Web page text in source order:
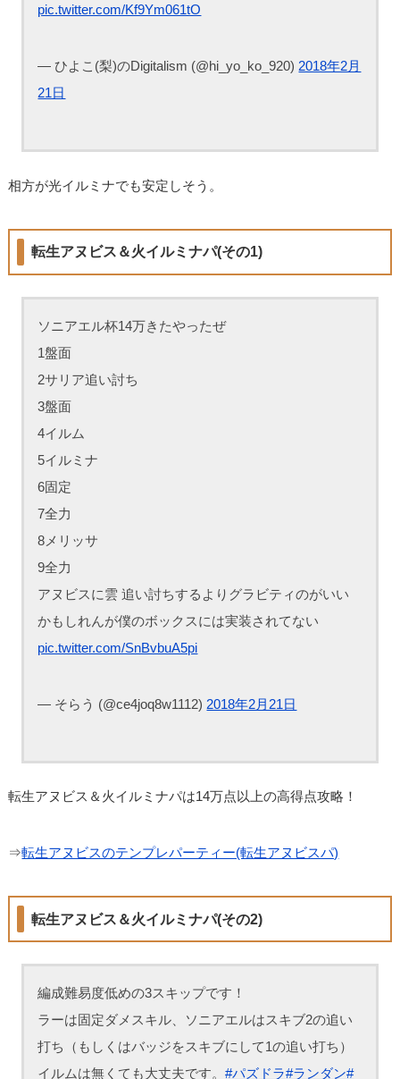
pic.twitter.com/Kf9Ym061tO
— ひよこ(梨)のDigitalism (@hi_yo_ko_920) 2018年2月
21日
相方が光イルミナでも安定しそう。
転生アヌビス＆火イルミナパ(その1)
ソニアエル杯14万きたやったぜ
1盤面
2サリア追い討ち
3盤面
4イルム
5イルミナ
6固定
7全力
8メリッサ
9全力
アヌビスに雲 追い討ちするよりグラビティのがいい
かもしれんが僕のボックスには実装されてない
pic.twitter.com/SnBvbuA5pi
— そらう (@ce4joq8w1112) 2018年2月21日
転生アヌビス＆火イルミナパは14万点以上の高得点攻略！
⇒転生アヌビスのテンプレパーティー(転生アヌビスパ)
転生アヌビス＆火イルミナパ(その2)
編成難易度低めの3スキップです！
ラーは固定ダメスキル、ソニアエルはスキブ2の追い
打ち（もしくはバッジをスキブにして1の追い打ち）
イルムは無くても大丈夫です。#パズドラ#ランダン#